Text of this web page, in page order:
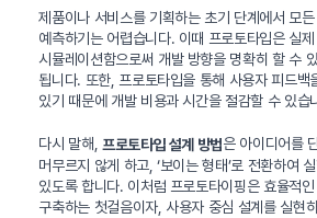
제품이나 서비스를 기획하는 초기 단계에서 모든
예측하기는 어렵습니다. 이때 프로토타입은 실
시뮬레이션함으로써 개발 방향을 명확히 할 수
됩니다. 또한, 프로토타입을 통해 사용자 피드백
있기 때문에 개발 비용과 시간을 절감할 수 있습
다시 말해, 프로토타입 설계 방법은 아이디어를
머무르지 않게 하고, ‘보이는 형태’로 전환하여
있도록 합니다. 이처럼 프로토타이핑은 효율적
구축하는 첫걸음이자, 사용자 중심 설계를 실현